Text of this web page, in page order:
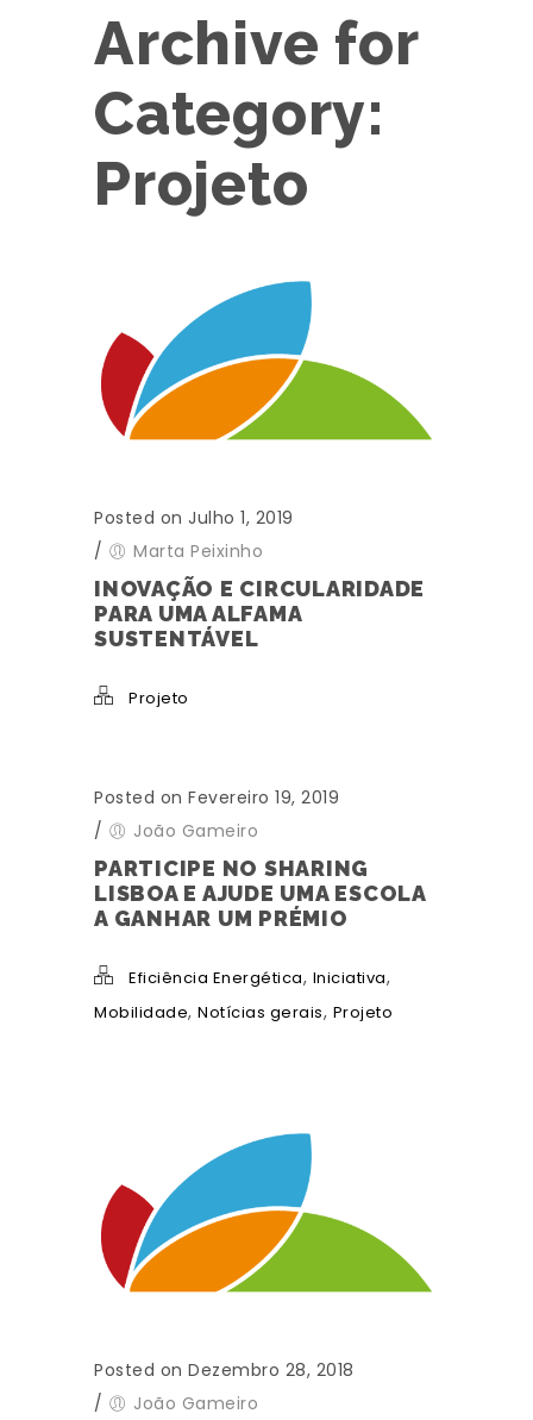
Archive for
Category:
Projeto
Posted on Julho 1, 2019
/
Marta Peixinho
INOVAÇÃO E CIRCULARIDADE
PARA UMA ALFAMA
SUSTENTÁVEL
Projeto
Posted on Fevereiro 19, 2019
/
João Gameiro
PARTICIPE NO SHARING
LISBOA E AJUDE UMA ESCOLA
A GANHAR UM PRÉMIO
Eficiência Energética, Iniciativa,
Mobilidade, Notícias gerais, Projeto
Posted on Dezembro 28, 2018
/
João Gameiro